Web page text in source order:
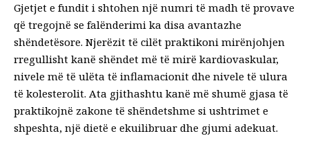
Gjetjet e fundit i shtohen një numri të madh të provave
që tregojnë se falënderimi ka disa avantazhe
shëndetësore. Njerëzit të cilët praktikoni mirënjohjen
rregullisht kanë shëndet më të mirë kardiovaskular,
nivele më të ulëta të inflamacionit dhe nivele të ulura
të kolesterolit. Ata gjithashtu kanë më shumë gjasa të
praktikojnë zakone të shëndetshme si ushtrimet e
shpeshta, një dietë e ekuilibruar dhe gjumi adekuat.